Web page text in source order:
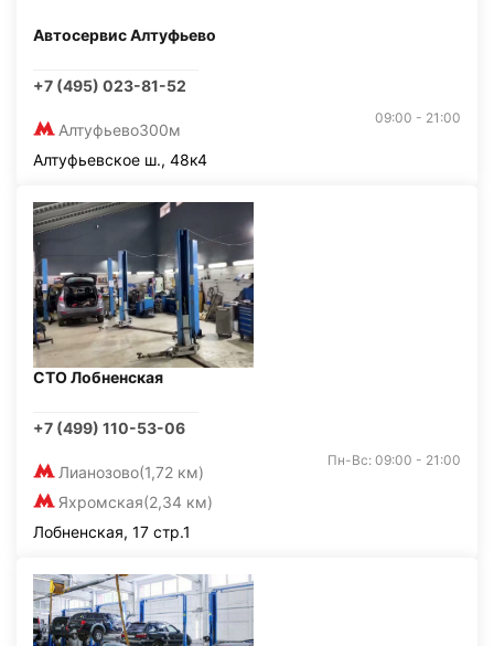
Автосервис Алтуфьево
+7 (495) 023-81-52
Алтуфьево300м
09:00 - 21:00
Алтуфьевское ш., 48к4
СТО Лобненская
+7 (499) 110-53-06
Лианозово(1,72 км)
Яхромская(2,34 км)
Пн-Вс: 09:00 - 21:00
Лобненская, 17 стр.1